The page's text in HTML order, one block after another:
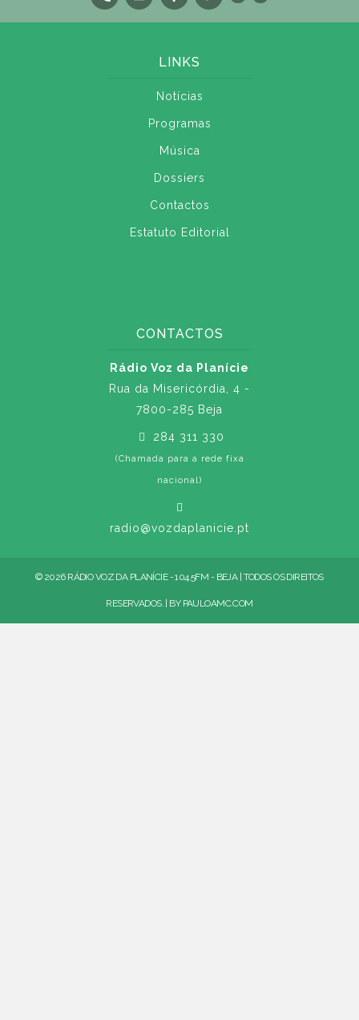
LINKS
Notícias
Programas
Música
Dossiers
Contactos
Estatuto Editorial
CONTACTOS
Rádio Voz da Planície
Rua da Misericórdia, 4 -
7800-285 Beja
284 311 330
(Chamada para a rede fixa
nacional)
radio@vozdaplanicie.pt
© 2026 RÁDIO VOZ DA PLANÍCIE - 104.5FM - BEJA | TODOS OS DIREITOS
RESERVADOS. | BY PAULOAMC.COM